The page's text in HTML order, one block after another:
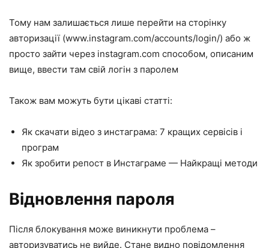
Тому нам залишається лише перейти на сторінку
авторизації (www.instagram.com/accounts/login/) або ж
просто зайти через instagram.com способом, описаним
вище, ввести там свій логін з паролем
Також вам можуть бути цікаві статті:
Як скачати відео з инстаграма: 7 кращих сервісів і
програм
Як зробити репост в Инстаграме — Найкращі методи
Відновлення пароля
Після блокування може виникнути проблема –
авторизуватись не вийде. Стане видно повідомлення